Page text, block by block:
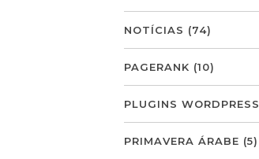
NOTÍCIAS (74)
PAGERANK (10)
PLUGINS WORDPRESS
PRIMAVERA ÁRABE (5)